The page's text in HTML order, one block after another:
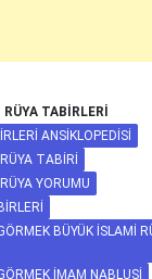
TABIRLERI
ANSIKLOPEDISI
TABIRI
YORUMU
BÜYÜK İSLAMI
İMAM NABLUSI